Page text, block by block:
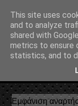
Αέναη
• Επιστήμη •
Φιλοσοφία •
Φως
Εμφάνιση
This site uses
and to analyze
shared with
metrics to ensure
statistics, and to